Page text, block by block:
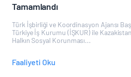
Tamamlandı
Türk İşbirliği ve Koordinasyon Ajansı
Türkiye İş Kurumu (İŞKUR) ile
Halkın Sosyal Korunması...
Faaliyeti Oku